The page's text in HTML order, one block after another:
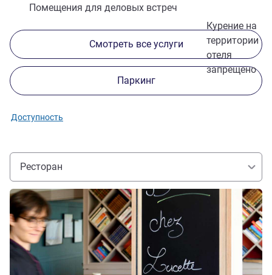
Помещения для деловых встреч
Курение на
территории
отеля
запрещено
Смотреть все услуги
Паркинг
Доступность
Ресторан
Подробная информация